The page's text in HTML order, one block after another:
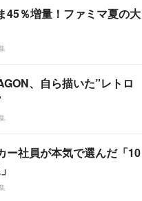
45％増量！ファミマ夏の大
、自ら描いた”レトロ
ー社員が本気で選んだ「10